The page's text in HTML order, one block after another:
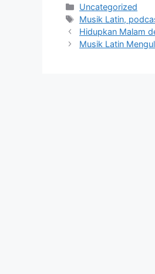
Categories
Uncategorized
Tags
Musik Latin,
Hidupkan Malam
Musik Latin